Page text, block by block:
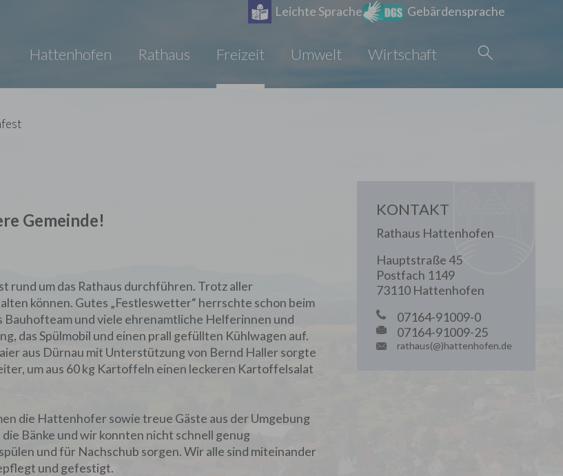
Leichte Sprache Gebärdensprache
Hattenhofen Rathaus Freizeit Umwelt Wirtschaft
Gemeinde!
rund um das Rathaus durchführen. Trotz aller
können. Gutes „Festleswetter“ herrschte schon beim
Bauhofteam und viele ehrenamtliche Helferinnen und
das Spülmobil und einen prall gefüllten Kühlwagen auf.
aus Dürnau mit Unterstützung von Bernd Haller sorgte
um aus 60 kg Kartoffeln einen leckeren Kartoffelsalat
die Hattenhofer sowie treue Gäste aus der Umgebung
Bänke und wir konnten nicht schnell genug
und für Nachschub sorgen. Wir alle sind miteinander
und gefestigt.
KONTAKT
Rathaus Hattenhofen
Hauptstraße 45
Postfach 1149
73110 Hattenhofen
07164-91009-0
07164-91009-25
rathaus(@)hattenhofen.de